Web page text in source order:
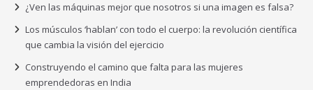
¿Ven las máquinas mejor que nosotros si una imagen es falsa?
Los músculos ‘hablan’ con todo el cuerpo: la revolución científica
que cambia la visión del ejercicio
Construyendo el camino que falta para las mujeres
emprendedoras en India